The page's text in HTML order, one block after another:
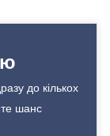
до кількох
шанс